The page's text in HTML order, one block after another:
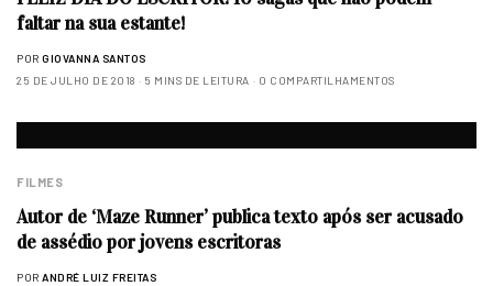
faltar na sua estante!
POR GIOVANNA SANTOS
25 DE JULHO DE 2018
5 MINS DE LEITURA 0 COMPARTILHAMENTOS
FILMES
Autor de ‘Maze Runner’ publica texto após ser acusado
de assédio por jovens escritoras
POR ANDRÉ LUIZ FREITAS